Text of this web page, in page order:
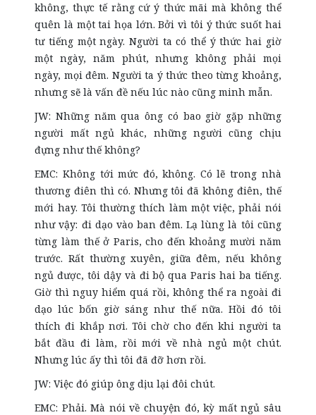
không, thực tế rằng cứ ý thức mãi mà không thể
quên là một tai họa lớn. Bởi vì tôi ý thức suốt hai
tư tiếng một ngày. Người ta có thể ý thức hai giờ
một ngày, năm phút, nhưng không phải mọi
ngày, mọi đêm. Người ta ý thức theo từng khoảng,
nhưng sẽ là vấn đề nếu lúc nào cũng minh mẫn.
JW: Những năm qua ông có bao giờ gặp những
người mất ngủ khác, những người cũng chịu
đựng như thế không?
EMC: Không tới mức đó, không. Có lẽ trong nhà
thương điên thì có. Nhưng tôi đã không điên, thế
mới hay. Tôi thường thích làm một việc, phải nói
như vậy: đi dạo vào ban đêm. Lạ lùng là tôi cũng
từng làm thế ở Paris, cho đến khoảng mười năm
trước. Rất thường xuyên, giữa đêm, nếu không
ngủ được, tôi dậy và đi bộ qua Paris hai ba tiếng.
Giờ thì nguy hiểm quá rồi, không thể ra ngoài đi
dạo lúc bốn giờ sáng như thế nữa. Hồi đó tôi
thích đi khắp nơi. Tôi chờ cho đến khi người ta
bắt đầu đi làm, rồi mới về nhà ngủ một chút.
Nhưng lúc ấy thì tôi đã đỡ hơn rồi.
JW: Việc đó giúp ông dịu lại đôi chút.
EMC: Phải. Mà nói về chuyện đó, kỳ mất ngủ sâu